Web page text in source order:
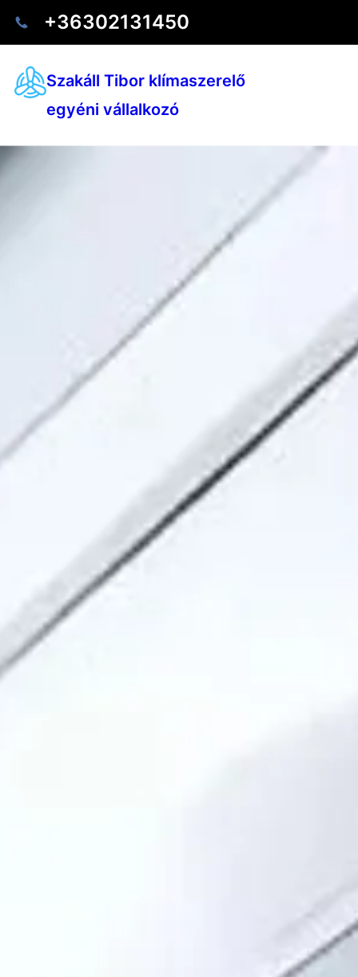
+36302131450
Szakáll Tibor klímaszerelő
egyéni vállalkozó